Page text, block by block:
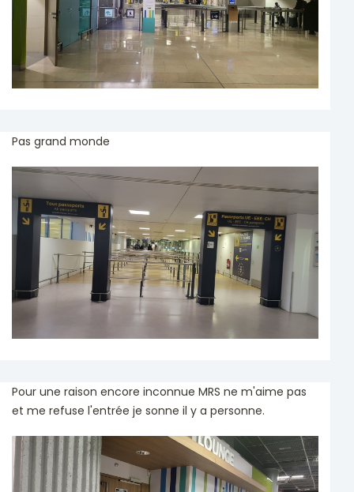
Pas grand monde
Pour une raison encore inconnue MRS ne m'aime pas
et me refuse l'entrée je sonne il y a personne.